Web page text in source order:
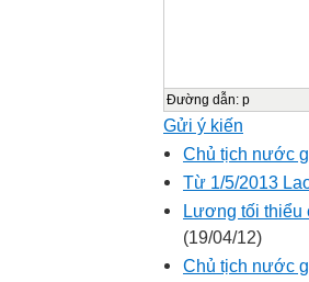
Đường dẫn: p
Gửi ý kiến
Chủ tịch nước
Từ 1/5/2013
Lương tối thiểu
(19/04/12)
Chủ tịch nước